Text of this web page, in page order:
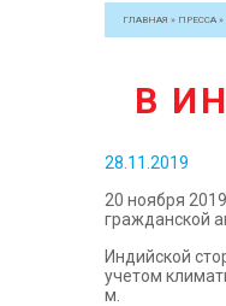
ГЛАВНАЯ » ПРЕССА »
В
28.11.2019
20 ноября
гражданской
Индийской
учетом
м.